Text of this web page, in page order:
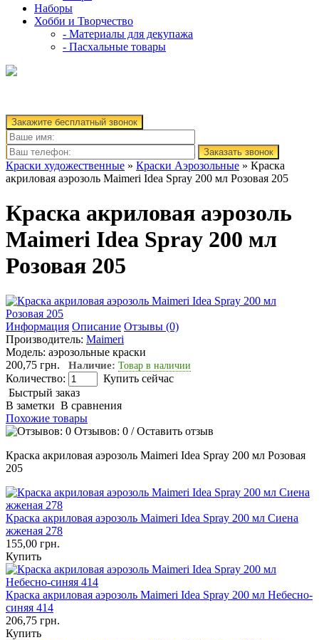
Наборы
Хобби и Творчество
- Материалы для декупажа
- Пасхальные товары
Закажите бесплатный звонок
Заказать звонок
Краски художественные » Краски Аэрозольные » Краска
акриловая аэрозоль Maimeri Idea Spray 200 мл Розовая 205
Краска акриловая аэрозоль
Maimeri Idea Spray 200 мл
Розовая 205
Информация Описание Отзывы (0)
Производитель: Maimeri
Модель: аэрозольные краски
200,75 грн. Наличие: Товар в наличии
Количество:
Купить сейчас
Быстрый заказ
В заметки В сравнения
Похожие товары
Отзывов: 0 /Оставить отзыв
Краска акриловая аэрозоль Maimeri Idea Spray 200 мл Розовая
205
Краска акриловая аэрозоль Maimeri Idea Spray 200 мл Сиена
жженая 278
155,00 грн.
Купить
Краска акриловая аэрозоль Maimeri Idea Spray 200 мл Небесно-
синяя 414
206,75 грн.
Купить